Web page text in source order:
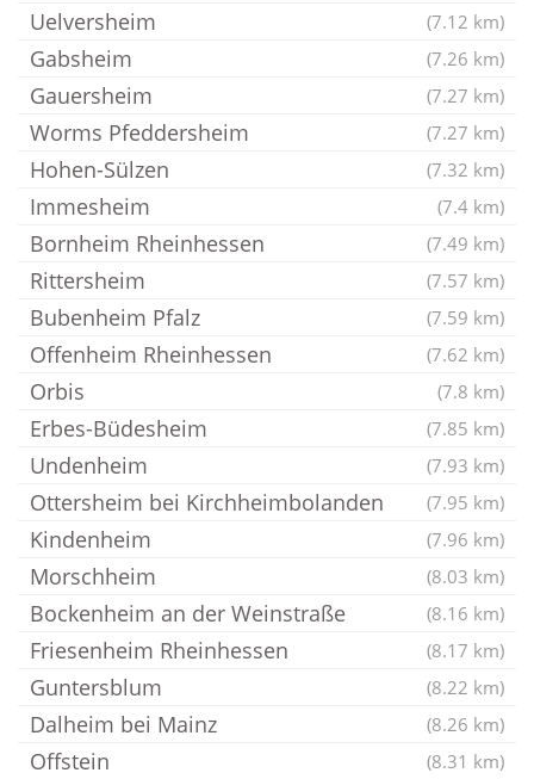
Uelversheim (7.12 km)
Gabsheim (7.26 km)
Gauersheim (7.27 km)
Worms Pfeddersheim (7.27 km)
Hohen-Sülzen (7.32 km)
Immesheim (7.4 km)
Bornheim Rheinhessen (7.49 km)
Rittersheim (7.57 km)
Bubenheim Pfalz (7.59 km)
Offenheim Rheinhessen (7.62 km)
Orbis (7.8 km)
Erbes-Büdesheim (7.85 km)
Undenheim (7.93 km)
Ottersheim bei Kirchheimbolanden (7.95 km)
Kindenheim (7.96 km)
Morschheim (8.03 km)
Bockenheim an der Weinstraße (8.16 km)
Friesenheim Rheinhessen (8.17 km)
Guntersblum (8.22 km)
Dalheim bei Mainz (8.26 km)
Offstein (8.31 km)